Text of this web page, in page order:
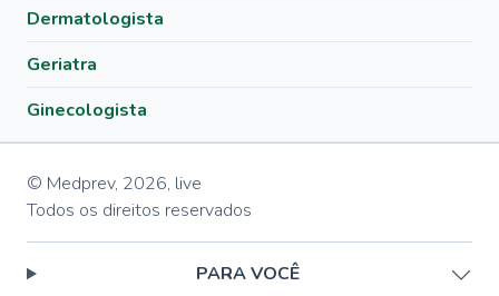
Dermatologista
Geriatra
Ginecologista
© Medprev, 2026, live
Todos os direitos reservados
PARA VOCÊ